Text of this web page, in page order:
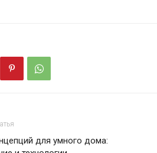
для умного дома: